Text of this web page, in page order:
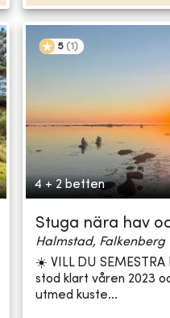
5 (1 )
4 + 2 betten
Stuga nära hav
Halmstad, Falkenberg
☀️ VILL DU
stod klart våren 2023
utmed kuste...